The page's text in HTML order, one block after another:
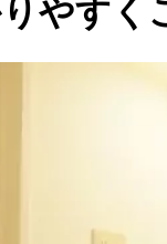
やすく